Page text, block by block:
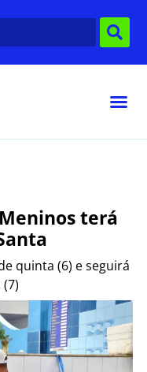
terá
quinta (6) e seguirá